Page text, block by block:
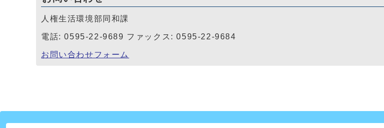
人権生活環境部同和課
電話: 0595-22-9689 ファックス: 0595-22-9684
お問い合わせフォーム